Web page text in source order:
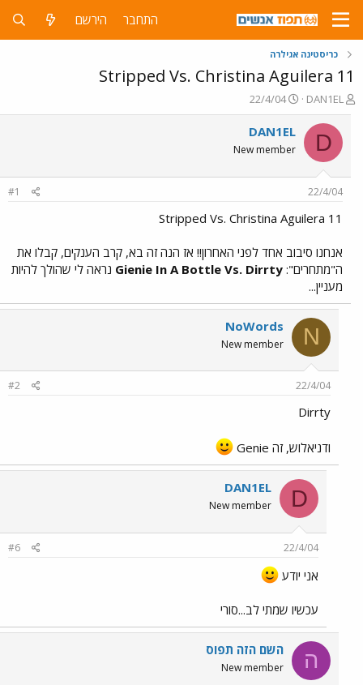
התחבר הירשם
כריסטינה אגילרה
Stripped Vs. Christina Aguilera 11
פ
ו
ת
ח
ה
ש
א
DAN1EL
פ
ו
ר
ס
ם
ר
22/4/04
D
DAN1EL
New member
22/4/04
#1
Stripped Vs. Christina Aguilera 11
אנחנו סיבוב אחד לפני האחרון!! אז הנה זה בא, קרב הענקים, קבלו את
ה"מתחרים": Gienie In A Bottle Vs. Dirrty נראה לי שהולך להיות
מעניין...
N
NoWords
New member
22/4/04
#2
Dirrty
ודניאלוש, זה Genie
D
DAN1EL
New member
22/4/04
#6
אני יודע
עכשיו שמתי לב...סורי
ה השם הזה תפוס
New member